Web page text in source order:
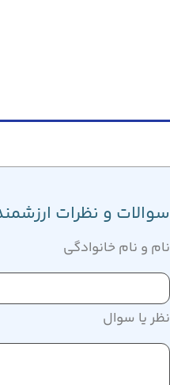
سوالات و نظرات
نام و نام خانوادگی
نظر یا سوال